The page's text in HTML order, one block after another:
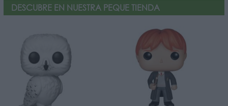
DESCUBRE EN NUESTRA PEQUE TIENDA